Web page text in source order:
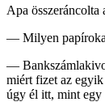
Apa összeráncolta
— Milyen
—
miért fizet az
úgy él itt, mint egy